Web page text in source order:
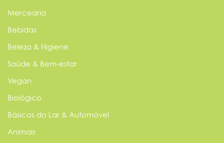
Mercearia
Bebidas
Beleza & Higiene
Saúde & Bem-estar
Vegan
Biológico
Básicos do Lar & Automóvel
Animais